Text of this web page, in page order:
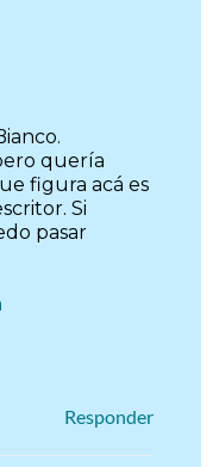
A LAS
quería
figura acá es
Si
pasar
Responder